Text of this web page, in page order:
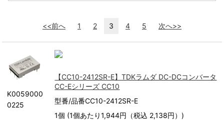
<<前へ 1 2 3 4 5 次へ>>
K0059000
0225
【CC10-2412SR-E】TDKラムダ DC-DCコンバータ
CC-Eシリーズ CC10
型番/品番CC10-2412SR-E
1個 (1個あたり1,944円（税込 2,138円）)